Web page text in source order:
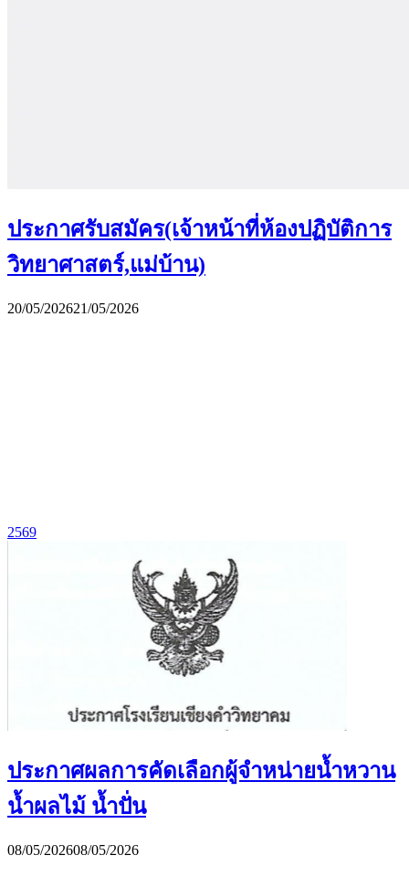
ประกาศรับสมัคร(เจ้าหน้าที่ห้องปฏิบัติการ
วิทยาศาสตร์,แม่บ้าน)
20/05/202621/05/2026
2569
ประกาศผลการคัดเลือกผู้จำหน่ายน้ำหวาน
น้ำผลไม้ น้ำปั่น
08/05/202608/05/2026